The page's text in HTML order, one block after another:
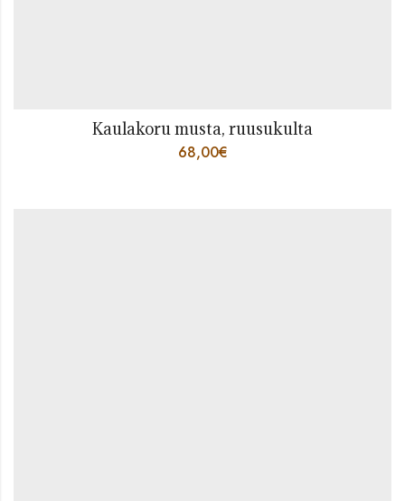
Kaulakoru musta, ruusukulta
68,00€